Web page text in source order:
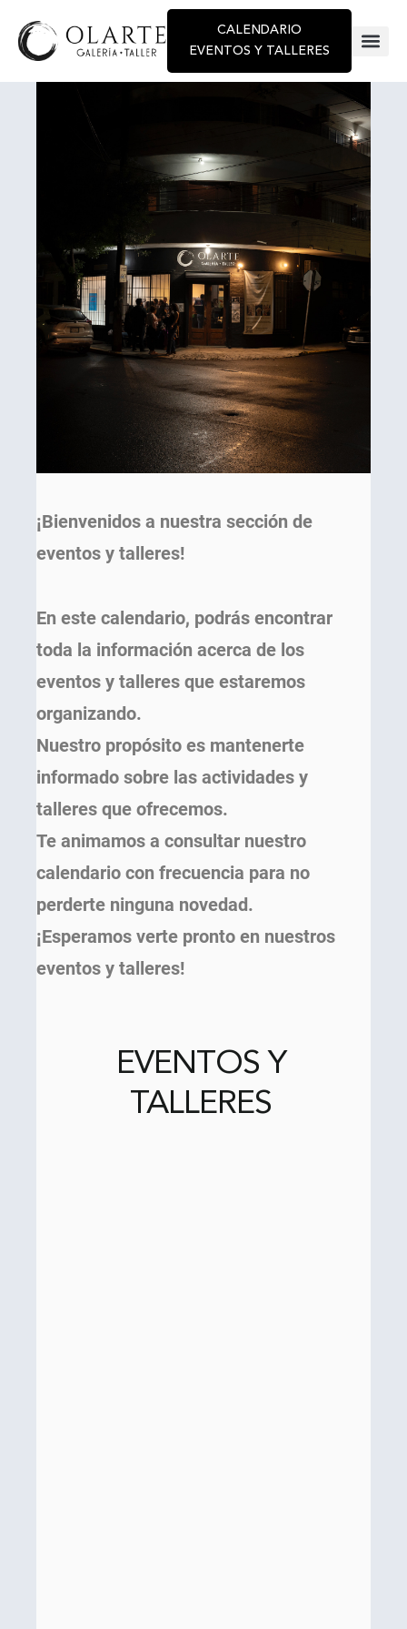
CALENDARIO
EVENTOS Y TALLERES
EVENTOS Y
TALLERES
¡Bienvenidos a nuestra sección de
eventos y talleres!
En este calendario, podrás encontrar
toda la información acerca de los
eventos y talleres que estaremos
organizando.
Nuestro propósito es mantenerte
informado sobre las actividades y
talleres que ofrecemos.
Te animamos a consultar nuestro
calendario con frecuencia para no
perderte ninguna novedad.
¡Esperamos verte pronto en nuestros
eventos y talleres!